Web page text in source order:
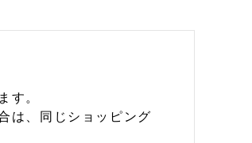
す。
は、同じショッピング